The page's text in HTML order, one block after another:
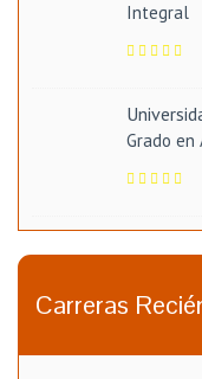
Integral
Grado en
Carreras